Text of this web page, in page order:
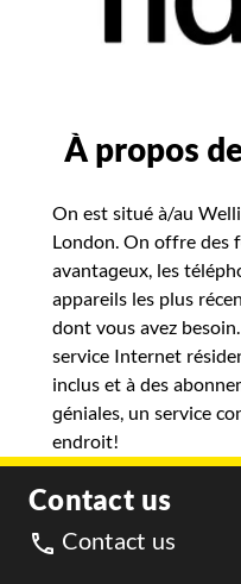
À propos
On est situé à/au
London. On offre des
avantageux, les
appareils les plus
dont vous avez
service Internet
inclus et à des
géniales, un service
endroit!
Contact us
Contact us